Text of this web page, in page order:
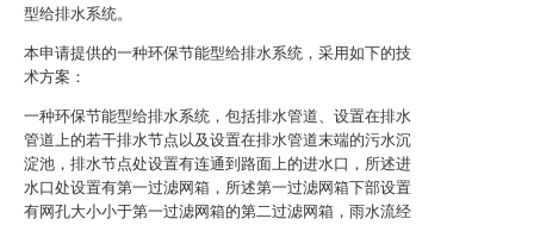
型给排水系统。
本申请提供的一种环保节能型给排水系统，采用如下的技
术方案：
一种环保节能型给排水系统，包括排水管道、设置在排水
管道上的若干排水节点以及设置在排水管道末端的污水沉
淀池，排水节点处设置有连通到路面上的进水口，所述进
水口处设置有第一过滤网箱，所述第一过滤网箱下部设置
有网孔大小小于第一过滤网箱的第二过滤网箱，雨水流经